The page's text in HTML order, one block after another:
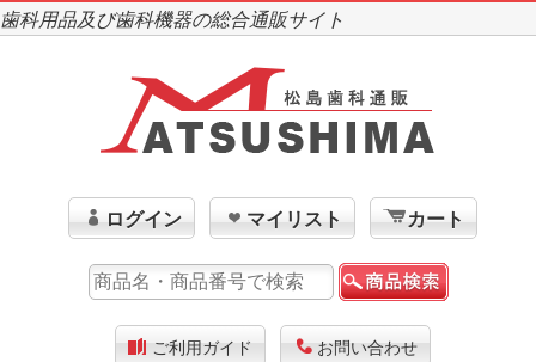
歯科用品及び歯科機器の総合通販サイト
ログイン マイリスト カート
ご利用ガイド お問い合わせ